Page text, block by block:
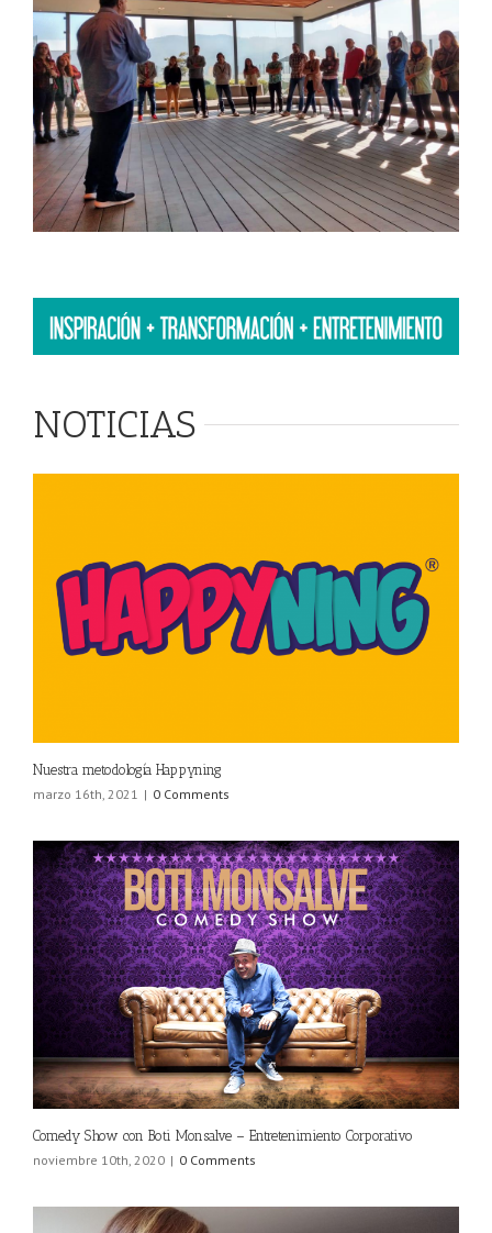
NOTICIAS
Nuestra metodología Happyning
marzo 16th, 2021 | 0 Comments
Comedy Show con Boti Monsalve – Entretenimiento Corporativo
noviembre 10th, 2020 | 0 Comments